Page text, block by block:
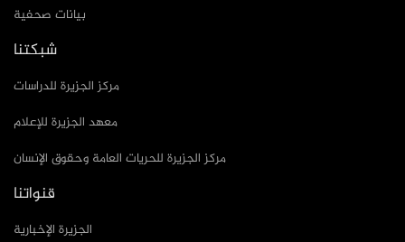
بيانات صحفية
شبكتنا
مركز الجزيرة للدراسات
معهد الجزيرة للإعلام
مركز الجزيرة للحريات العامة وحقوق الإنسان
قنواتنا
الجزيرة الإخبارية